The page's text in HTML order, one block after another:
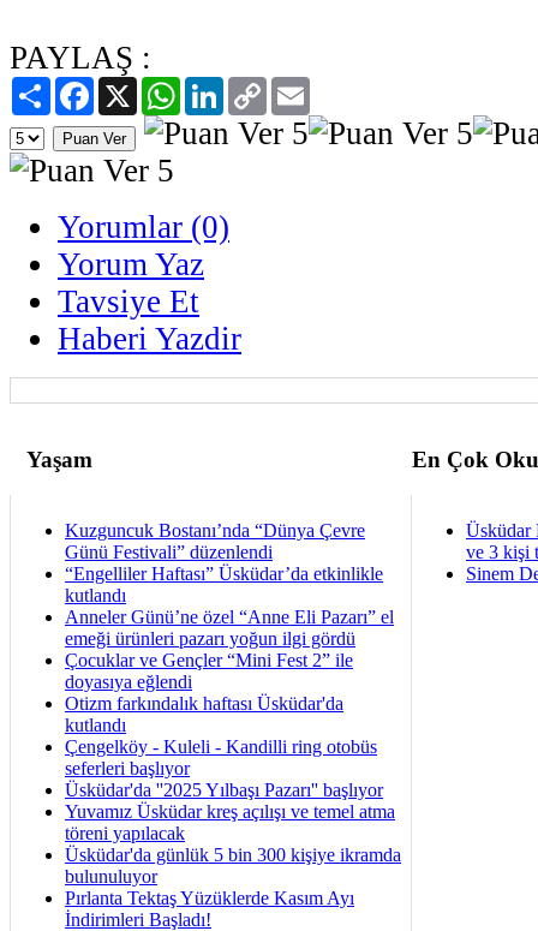
PAYLAŞ :
PaylaşFacebook
X WhatsAppLinkedIn
Copy
Link
Yorumlar (0)
Yorum Yaz
Tavsiye Et
Haberi Yazdir
Yaşam En Çok
Kuzguncuk Bostanı’nda “Dünya Çevre
Günü Festivali” düzenlendi
“Engelliler Haftası” Üsküdar’da etkinlikle
kutlandı
Anneler Günü’ne özel “Anne Eli Pazarı” el
emeği ürünleri pazarı yoğun ilgi gördü
Çocuklar ve Gençler “Mini Fest 2” ile
doyasıya eğlendi
Otizm farkındalık haftası Üsküdar'da
kutlandı
Çengelköy - Kuleli - Kandilli ring otobüs
seferleri başlıyor
Üsküdar'da ''2025 Yılbaşı Pazarı'' başlıyor
Yuvamız Üsküdar kreş açılışı ve temel atma
töreni yapılacak
Üsküdar'da günlük 5 bin 300 kişiye ikramda
bulunuluyor
Pırlanta Tektaş Yüzüklerde Kasım Ayı
İndirimleri Başladı!
Üsküdar
ve 3 kişi
Sinem